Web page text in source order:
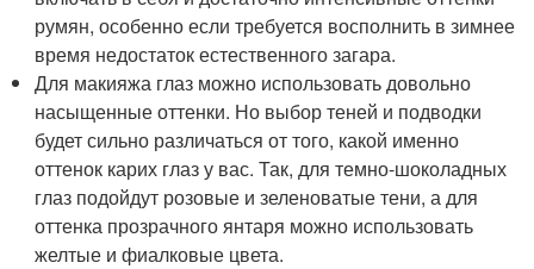
румян, особенно если требуется восполнить в зимнее
время недостаток естественного загара.
Для макияжа глаз можно использовать довольно
насыщенные оттенки. Но выбор теней и подводки
будет сильно различаться от того, какой именно
оттенок карих глаз у вас. Так, для темно-шоколадных
глаз подойдут розовые и зеленоватые тени, а для
оттенка прозрачного янтаря можно использовать
желтые и фиалковые цвета.